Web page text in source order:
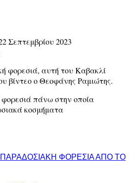
Σεπτεμβρίου 2023
φορεσιά, αυτή του Καβακλί
βίντεο ο Θεοφάνης Ραμιώτης.
φορεσιά πάνω στην οποία
κοσμήματα
ΠΑΡΑΔΟΣΙΑΚΗ ΦΟΡΕΣΙΑ ΑΠΟ ΤΟ